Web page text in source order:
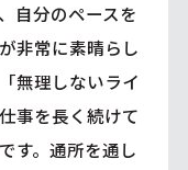
自分のペースを
非常に素晴らし
無理しないライ
事を長く続けて
す。通所を通し